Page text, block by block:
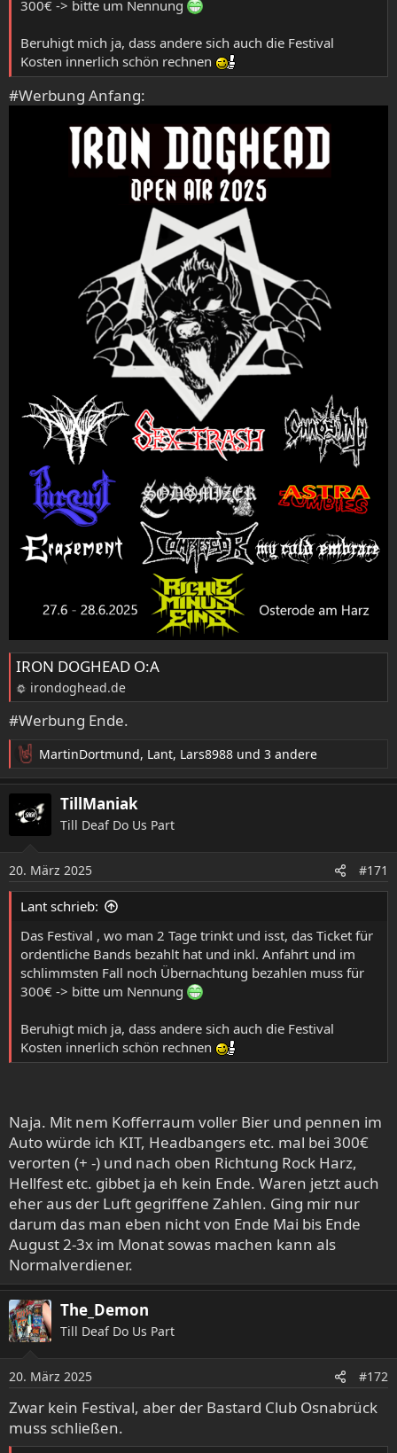
300€ -> bitte um Nennung
Beruhigt mich ja, dass andere sich auch die Festival
Kosten innerlich schön rechnen
#Werbung Anfang:
IRON DOGHEAD O:A
irondoghead.de
#Werbung Ende.
R
e
a
k
n
e
n
MartinDortmund, Lant, Lars8988 und 3 andere
TillManiak
Till Deaf Do Us Part
20. März 2025 #171
Lant schrieb:
Das Festival , wo man 2 Tage trinkt und isst, das Ticket für
ordentliche Bands bezahlt hat und inkl. Anfahrt und im
schlimmsten Fall noch Übernachtung bezahlen muss für
300€ -> bitte um Nennung
Beruhigt mich ja, dass andere sich auch die Festival
Kosten innerlich schön rechnen
Naja. Mit nem Kofferraum voller Bier und pennen im
Auto würde ich KIT, Headbangers etc. mal bei 300€
verorten (+ -) und nach oben Richtung Rock Harz,
Hellfest etc. gibbet ja eh kein Ende. Waren jetzt auch
eher aus der Luft gegriffene Zahlen. Ging mir nur
darum das man eben nicht von Ende Mai bis Ende
August 2-3x im Monat sowas machen kann als
Normalverdiener.
The_Demon
Till Deaf Do Us Part
20. März 2025 #172
Zwar kein Festival, aber der Bastard Club Osnabrück
muss schließen.